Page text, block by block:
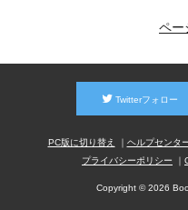
ペー
Twitterフォロー
PC版に切り替え ヘルプセンタ
プライバシーポリシー
Copyright © 2026